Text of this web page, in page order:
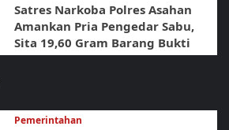
Satres Narkoba Polres Asahan
Amankan Pria Pengedar Sabu,
Sita 19,60 Gram Barang Bukti
Pemerintahan